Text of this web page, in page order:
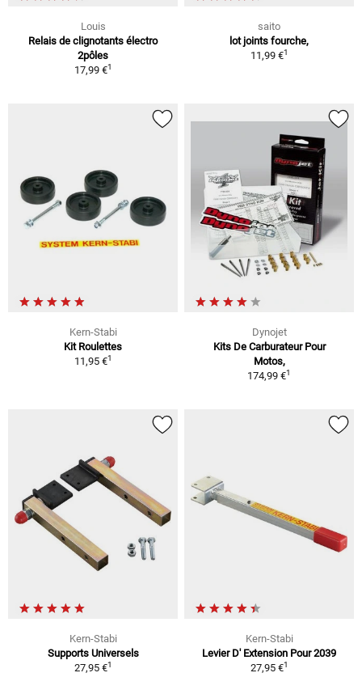
Louis
Relais de clignotants électro
2pôles
17,99 €1
saito
lot joints fourche,
11,99 €1
Kern-Stabi
Kit Roulettes
11,95 €1
Dynojet
Kits De Carburateur Pour
Motos,
174,99 €1
Kern-Stabi
Supports Universels
27,95 €1
Kern-Stabi
Levier D' Extension Pour 2039
27,95 €1